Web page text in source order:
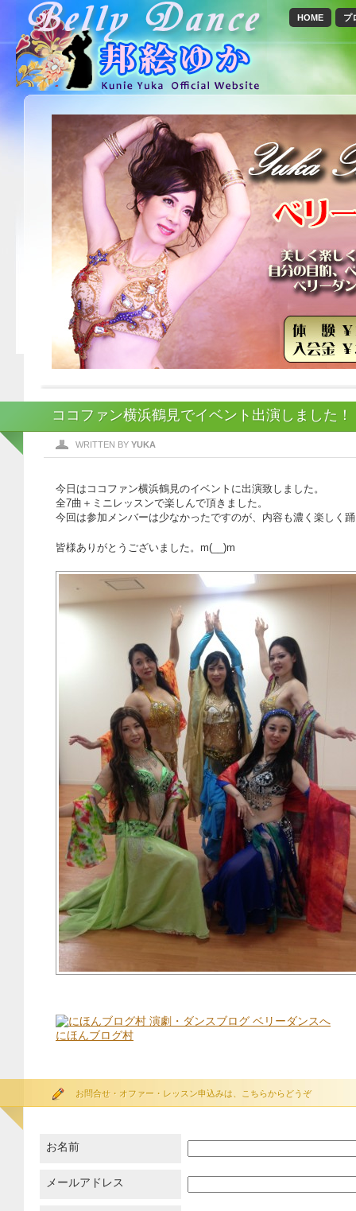
プ
HOME
ココファン横浜鶴見でイベント出演しました！
WRITTEN BY YUKA
今日はココファン横浜鶴見のイベントに出演致しました。
全7曲＋ミニレッスンで楽しんで頂きました。
今回は参加メンバーは少なかったですのが、内容も濃く楽しく
皆様ありがとうございました。m(__)m
にほんブログ村
お問合せ・オファー・レッスン申込みは、こちらからどうぞ
お名前
メールアドレス